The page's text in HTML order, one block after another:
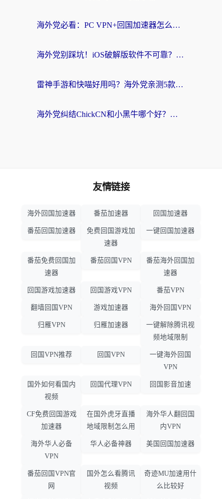
海外党必看：PC VPN+回国加速器怎么选？无缝访问国内资源全攻略
海外党别踩坑！iOS破解版软件不可靠？教你选对回国加速器无缝看国内资源
雷神手游和快喵好用吗？海外党亲测5款回国加速器，附斧牛Bling对比+微信视频号解决办法
海外党纠结ChickCN和小黑牛哪个好？一篇帮你选对回国加速器的实用指南
友情链接
海外回国加速器 番茄加速器 回国加速器
番茄回国加速器
免费回国游戏加
速器
一键回国加速器
番茄免费回国加
速器
番茄回国VPN
番茄海外回国加
速器
回国游戏加速器 回国游戏VPN 番茄VPN
翻墙回国VPN 游戏加速器 海外回国VPN
归雁VPN 归雁加速器
一键解除腾讯视
频地域限制
回国VPN推荐 回国VPN
一键海外回国
VPN
国外如何看国内
视频
回国代理VPN 回国影音加速
CF免费回国游戏
加速器
在国外虎牙直播
地域限制怎么用
海外华人翻回国
内VPN
海外华人必备
VPN
华人必备神器 美国回国加速器
番茄回国VPN官
网
国外怎么看腾讯
视频
奇迹MU加速用什
么比较好